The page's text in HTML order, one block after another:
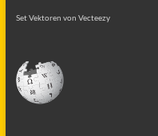
Set Vektoren von Vecteezy